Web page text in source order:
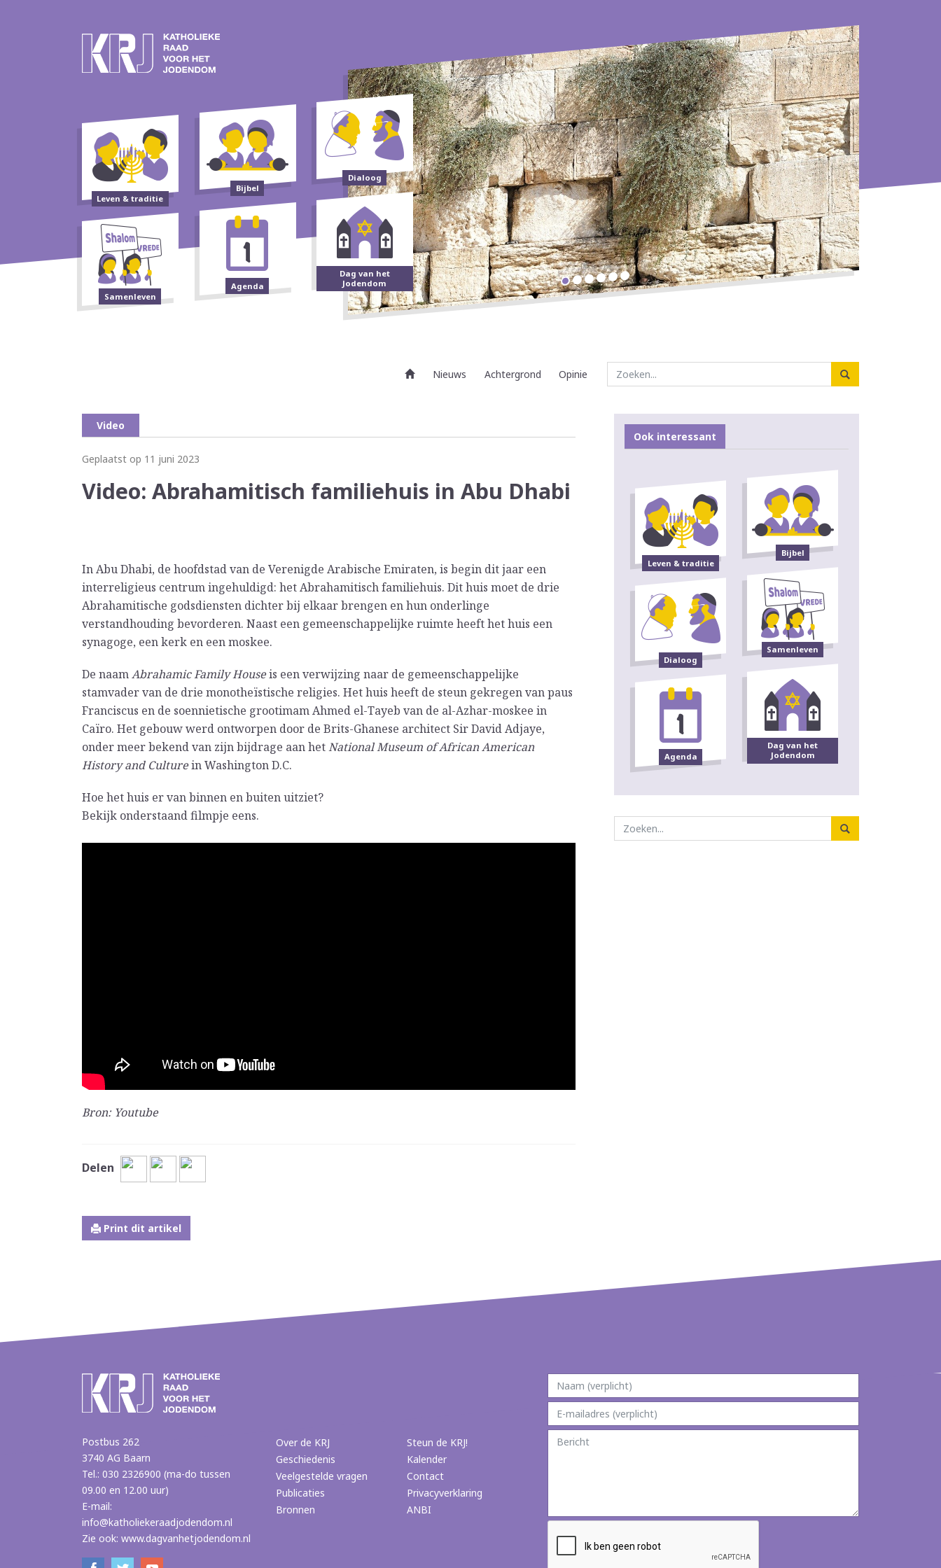
Leven & traditie
Bijbel
Dialoog
Samenleven
Agenda
Dag van het
Jodendom
Nieuws Achtergrond Opinie
Video
Geplaatst op 11 juni 2023
Video: Abrahamitisch familiehuis in Abu Dhabi
In Abu Dhabi, de hoofdstad van de Verenigde Arabische Emiraten, is begin dit jaar een
interreligieus centrum ingehuldigd: het Abrahamitisch familiehuis. Dit huis moet de drie
Abrahamitische godsdiensten dichter bij elkaar brengen en hun onderlinge
verstandhouding bevorderen. Naast een gemeenschappelijke ruimte heeft het huis een
synagoge, een kerk en een moskee.
De naamAbrahamic Family Houseis een verwijzing naar de gemeenschappelijke
stamvader van de drie monotheïstische religies. Het huis heeft de steun gekregen van paus
Franciscus en de soennietische grootimam Ahmed el-Tayeb van de al-Azhar-moskee in
Caïro. Het gebouw werd ontworpen door de Brits-Ghanese architect Sir David Adjaye,
onder meer bekend van zijn bijdrage aan hetNational Museum of African American
History and Culturein Washington D.C.
Hoe het huis er van binnen en buiten uitziet?
Bekijk onderstaand filmpje eens.
Bron: Youtube
Delen
Print dit artikel
Ook interessant
Leven & traditie
Bijbel
Dialoog
Samenleven
Agenda
Dag van het
Jodendom
Postbus 262
3740 AG Baarn
Tel.: 030 2326900 (ma-do tussen
09.00 en 12.00 uur)
E-mail:
info@katholiekeraadjodendom.nl
Zie ook: www.dagvanhetjodendom.nl
Over de KRJ
Geschiedenis
Veelgestelde vragen
Publicaties
Bronnen
Steun de KRJ!
Kalender
Contact
Privacyverklaring
ANBI